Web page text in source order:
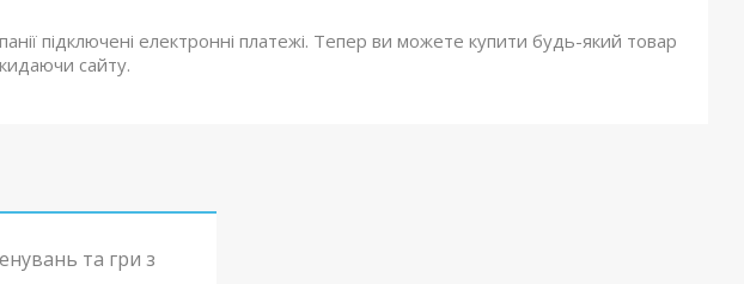
підключені електронні платежі. Тепер ви можете купити будь-який товар
сайту.
та гри з